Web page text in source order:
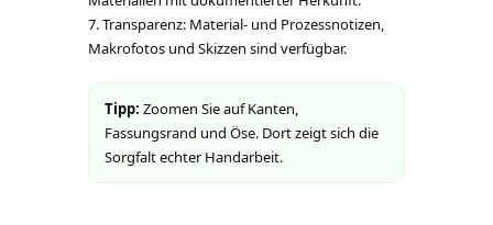
Transparenz: Material- und Prozessnotizen,
Makrofotos und Skizzen sind verfügbar.
Tipp: Zoomen Sie auf Kanten,
Fassungsrand und Öse. Dort zeigt sich die
Sorgfalt echter Handarbeit.